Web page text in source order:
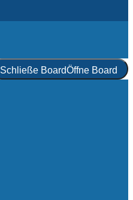
Schließe BoardÖffne Board